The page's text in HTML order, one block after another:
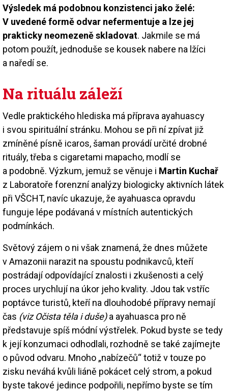
Výsledek má podobnou konzistenci jako želé:
V uvedené formě odvar nefermentuje a lze jej
prakticky neomezeně skladovat. Jakmile se má
potom použít, jednoduše se kousek nabere na lžíci
a naředí se.
Na rituálu záleží
Vedle praktického hlediska má příprava ayahuascy
i svou spirituální stránku. Mohou se při ní zpívat již
zmíněné písně icaros, šaman provádí určité drobné
rituály, třeba s cigaretami mapacho, modlí se
a podobně. Výzkum, jemuž se věnuje i Martin Kuchař
z Laboratoře forenzní analýzy biologicky aktivních látek
při VŠCHT, navíc ukazuje, že ayahuasca opravdu
funguje lépe podávaná v místních autentických
podmínkách.
Světový zájem o ni však znamená, že dnes můžete
v Amazonii narazit na spoustu podnikavců, kteří
postrádají odpovídající znalosti i zkušenosti a celý
proces urychlují na úkor jeho kvality. Jdou tak vstříc
poptávce turistů, kteří na dlouhodobé přípravy nemají
čas (viz Očista těla i duše)a ayahuasca pro ně
představuje spíš módní výstřelek. Pokud byste se tedy
k její konzumaci odhodlali, rozhodně se také zajímejte
o původ odvaru. Mnoho „nabízečů“ totiž v touze po
zisku neváhá kvůli liáně pokácet celý strom, a pokud
byste takové jedince podpořili, nepřímo byste se tím